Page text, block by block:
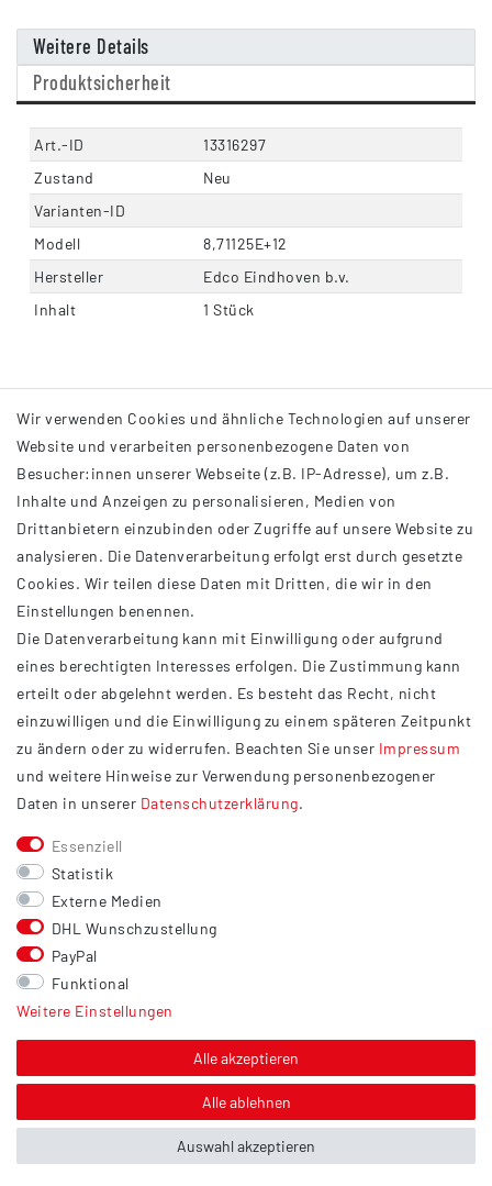
Weitere Details
Produktsicherheit
Art.-ID
13316297
Zustand
Neu
Varianten-ID
Modell
8,71125E+12
Hersteller
Edco Eindhoven b.v.
Inhalt
1 Stück
INFORMATIONEN
AGB
Impressum
Datenschutzerklärung
Widerrufsrecht
Barrierefreiheit
Service
Kontakt
Versand
Zahlung
Vertrag widerrufen
Sonstiges
Hinweis zur Entsorgung von Altbatterien & Altöl
Über uns
Wir verwenden Cookies und ähnliche Technologien auf unserer
Website und verarbeiten personenbezogene Daten von
Besucher:innen unserer Webseite (z.B. IP-Adresse), um z.B.
Inhalte und Anzeigen zu personalisieren, Medien von
Drittanbietern einzubinden oder Zugriffe auf unsere Website zu
analysieren. Die Datenverarbeitung erfolgt erst durch gesetzte
Cookies. Wir teilen diese Daten mit Dritten, die wir in den
Einstellungen benennen.
Die Datenverarbeitung kann mit Einwilligung oder aufgrund
eines berechtigten Interesses erfolgen. Die Zustimmung kann
erteilt oder abgelehnt werden. Es besteht das Recht, nicht
einzuwilligen und die Einwilligung zu einem späteren Zeitpunkt
zu ändern oder zu widerrufen. Beachten Sie unser Impressum
und weitere Hinweise zur Verwendung personenbezogener
Daten in unserer Daten­schutz­erklärung.
Essenziell
Statistik
Externe Medien
DHL Wunschzustellung
PayPal
Funktional
Weitere Einstellungen
Alle akzeptieren
Alle ablehnen
Auswahl akzeptieren